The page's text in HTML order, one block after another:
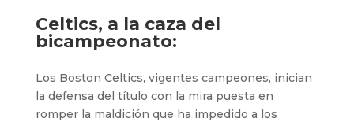
Celtics, a la caza del
bicampeonato:
Los Boston Celtics, vigentes campeones, inician
la defensa del título con la mira puesta en
romper la maldición que ha impedido a los